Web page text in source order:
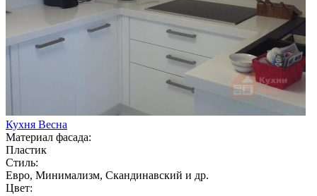
Кухня Весна
Материал фасада:
Пластик
Стиль:
Евро, Минимализм, Скандинавский и др.
Цвет: